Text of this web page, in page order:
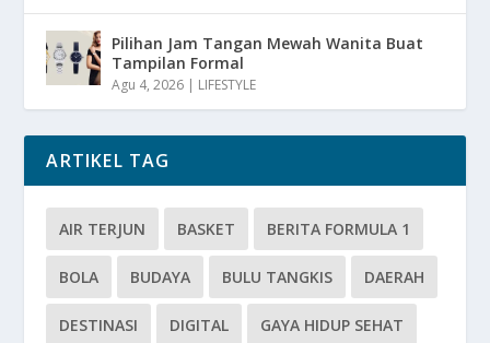
Pilihan Jam Tangan Mewah Wanita Buat
Tampilan Formal
Agu 4, 2026 | LIFESTYLE
ARTIKEL TAG
AIR TERJUN BASKET BERITA FORMULA 1
BOLA BUDAYA BULU TANGKIS DAERAH
DESTINASI DIGITAL GAYA HIDUP SEHAT